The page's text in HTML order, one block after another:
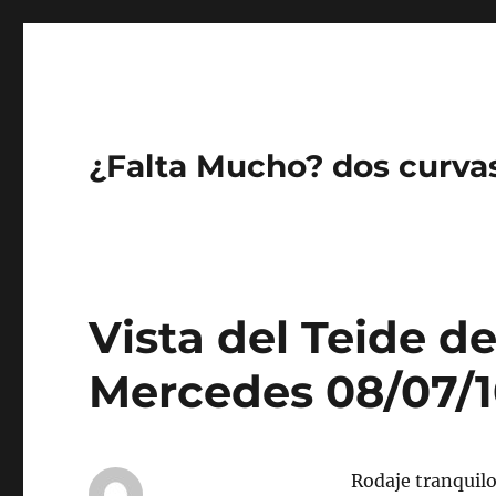
¿Falta Mucho? dos
Vista del Teide
Mercedes 08/07/
Rodaje